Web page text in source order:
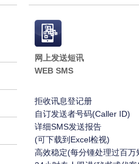
网上发送短讯
WEB SMS
拒收讯息登记册
自订发送者号码(Caller ID)
详细SMS发送报告
(可下载到Excel检视)
高效稳定(每分锺处理过百万